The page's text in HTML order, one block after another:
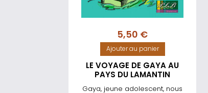
5,50 €
Ajouter au panier
LE VOYAGE DE GAYA AU
PAYS DU LAMANTIN
Gaya, jeune adolescent, nous